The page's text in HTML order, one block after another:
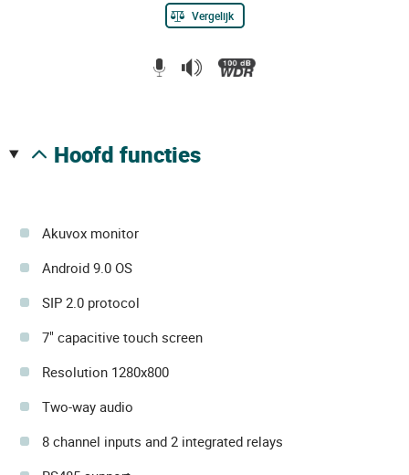
Vergelijk
hoofd functies
Akuvox monitor
Android 9.0 OS
SIP 2.0 protocol
7" capacitive touch screen
Resolution 1280x800
Two-way audio
8 channel inputs and 2 integrated relays